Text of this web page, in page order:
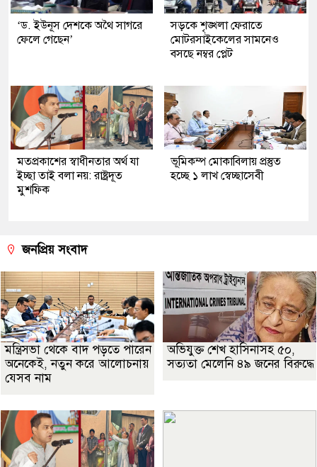
‘ড. ইউনূস দেশকে অথৈ সাগরে
ফেলে গেছেন’
সড়কে শৃঙ্খলা ফেরাতে
মোটরসাইকেলের সামনেও
বসছে নম্বর প্লেট
মতপ্রকাশের স্বাধীনতার অর্থ যা
ইচ্ছা তাই বলা নয়: রাষ্ট্রদূত
মুশফিক
ভূমিকম্প মোকাবিলায় প্রস্তুত
হচ্ছে ১ লাখ স্বেচ্ছাসেবী
জনপ্রিয় সংবাদ
মন্ত্রিসভা থেকে বাদ পড়তে পারেন
অনেকেই, নতুন করে আলোচনায়
যেসব নাম
অভিযুক্ত শেখ হাসিনাসহ ৫০,
সত্যতা মেলেনি ৪৯ জনের বিরুদ্ধে